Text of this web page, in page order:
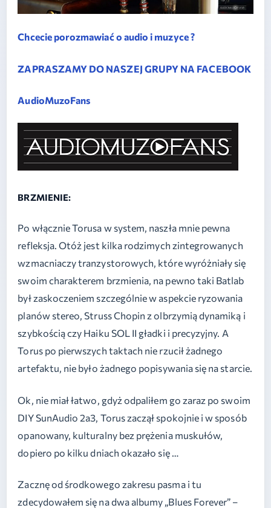
Chcecie porozmawiać o audio i muzyce ?
ZAPRASZAMY DO NASZEJ GRUPY NA FACEBOOK
AudioMuzoFans
BRZMIENIE:
Po włącznie Torusa w system, naszła mnie pewna
refleksja. Otóż jest kilka rodzimych zintegrowanych
wzmacniaczy tranzystorowych, które wyróżniały się
swoim charakterem brzmienia, na pewno taki Batlab
był zaskoczeniem szczególnie w aspekcie ryzowania
planów stereo, Struss Chopin z olbrzymią dynamiką i
szybkością czy Haiku SOL II gładki i precyzyjny. A
Torus po pierwszych taktach nie rzucił żadnego
artefaktu, nie było żadnego popisywania się na starcie.
Ok, nie miał łatwo, gdyż odpaliłem go zaraz po swoim
DIY SunAudio 2a3, Torus zaczął spokojnie i w sposób
opanowany, kulturalny bez prężenia muskułów,
dopiero po kilku dniach okazało się …
Zacznę od środkowego zakresu pasma i tu
zdecydowałem się na dwa albumy „Blues Forever” –